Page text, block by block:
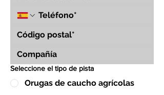
Seleccione el tipo de pista
Orugas de caucho agrícolas